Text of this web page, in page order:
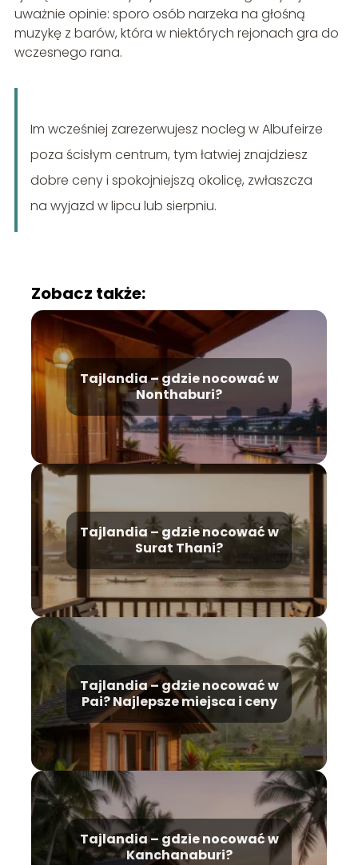
uważnie opinie: sporo osób narzeka na głośną
muzykę z barów, która w niektórych rejonach gra do
wczesnego rana.
Im wcześniej zarezerwujesz nocleg w Albufeirze
poza ścisłym centrum, tym łatwiej znajdziesz
dobre ceny i spokojniejszą okolicę, zwłaszcza
na wyjazd w lipcu lub sierpniu.
Zobacz także:
Tajlandia – gdzie nocować w
Nonthaburi?
Tajlandia – gdzie nocować w
Surat Thani?
Tajlandia – gdzie nocować w
Pai? Najlepsze miejsca i ceny
Tajlandia – gdzie nocować w
Kanchanaburi?